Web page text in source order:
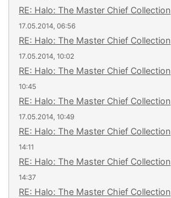
RE: Halo: The Master Chief Collection
17.05.2014, 06:56
RE: Halo: The Master Chief Collection
17.05.2014, 10:02
RE: Halo: The Master Chief Collection
10:45
RE: Halo: The Master Chief Collection
17.05.2014, 10:49
RE: Halo: The Master Chief Collection
14:11
RE: Halo: The Master Chief Collection
14:37
RE: Halo: The Master Chief Collection